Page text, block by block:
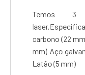
Temos 3
carbono (22
mm)‍ ‍Aço
‍‍Latão (5 mm)